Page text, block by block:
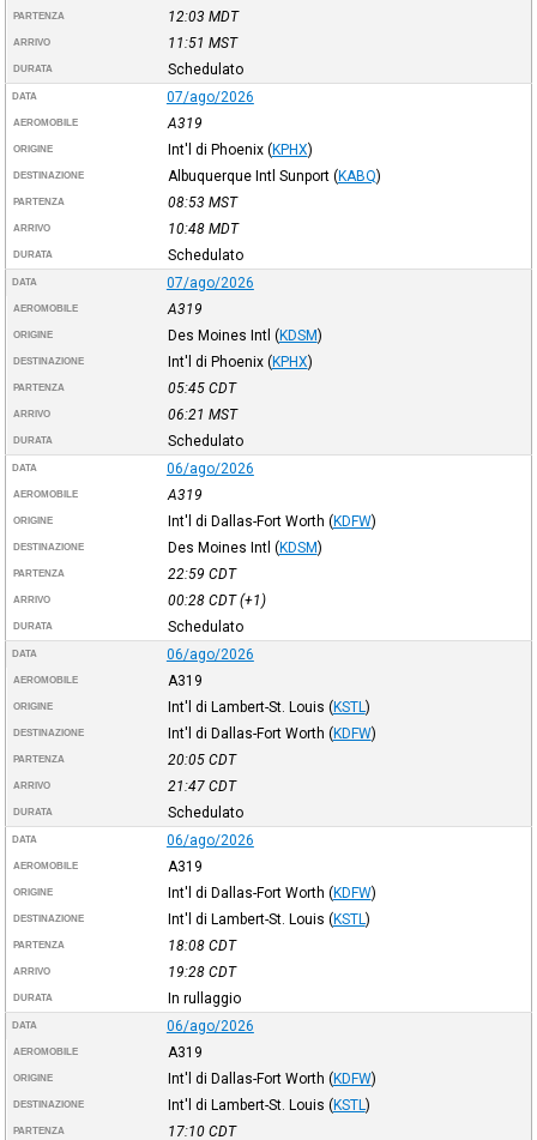
PARTENZA 12:03 MDT
ARRIVO 11:51 MST
DURATA Schedulato
DATA 07/ago/2026
AEROMOBILE A319
ORIGINE Int'l di Phoenix (KPHX)
DESTINAZIONE Albuquerque Intl Sunport (KABQ)
PARTENZA 08:53 MST
ARRIVO 10:48 MDT
DURATA Schedulato
DATA 07/ago/2026
AEROMOBILE A319
ORIGINE Des Moines Intl (KDSM)
DESTINAZIONE Int'l di Phoenix (KPHX)
PARTENZA 05:45 CDT
ARRIVO 06:21 MST
DURATA Schedulato
DATA 06/ago/2026
AEROMOBILE A319
ORIGINE Int'l di Dallas-Fort Worth (KDFW)
DESTINAZIONE Des Moines Intl (KDSM)
PARTENZA 22:59 CDT
ARRIVO 00:28 CDT(+1)
DURATA Schedulato
DATA 06/ago/2026
AEROMOBILE A319
ORIGINE Int'l di Lambert-St. Louis (KSTL )
DESTINAZIONE Int'l di Dallas-Fort Worth (KDFW)
PARTENZA 20:05 CDT
ARRIVO 21:47 CDT
DURATA Schedulato
DATA 06/ago/2026
AEROMOBILE A319
ORIGINE Int'l di Dallas-Fort Worth (KDFW)
DESTINAZIONE Int'l di Lambert-St. Louis (KSTL )
PARTENZA 18:08 CDT
ARRIVO 19:28 CDT
DURATA In rullaggio
DATA 06/ago/2026
AEROMOBILE A319
ORIGINE Int'l di Dallas-Fort Worth (KDFW)
DESTINAZIONE Int'l di Lambert-St. Louis (KSTL )
PARTENZA 17:10 CDT